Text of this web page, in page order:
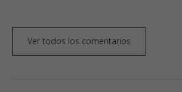
Ver todos los comentarios